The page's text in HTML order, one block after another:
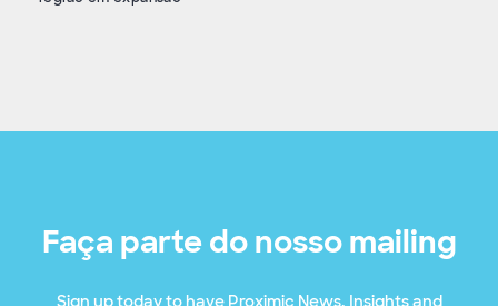
Faça parte do nosso mailing
Sign up today to have Proximic News, Insights and